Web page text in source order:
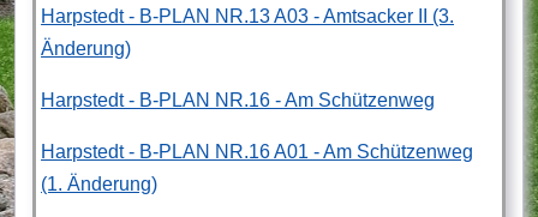
Harpstedt - B-PLAN NR.13 A03 - Amtsacker II (3.
Änderung)
Harpstedt - B-PLAN NR.16 - Am Schützenweg
Harpstedt - B-PLAN NR.16 A01 - Am Schützenweg
(1. Änderung)